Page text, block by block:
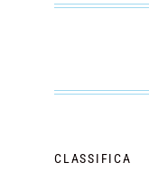
CLASSIFICA